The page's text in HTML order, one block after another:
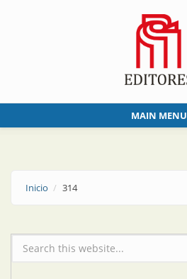
MAIN MENU
Inicio 314
Formulario de búsqueda